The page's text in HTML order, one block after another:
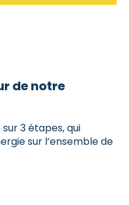
de notre
3 étapes, qui
sur l’ensemble de